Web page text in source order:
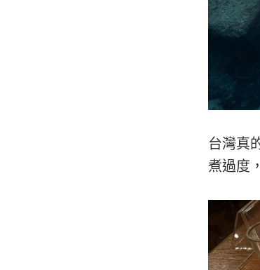
台灣真
煮過度